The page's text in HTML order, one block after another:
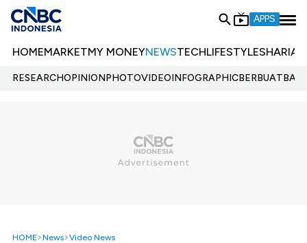
APPS
HOMEMARKETMY MONEYNEWSTECHLIFESTYLESHARIA
RESEARCHOPINIONPHOTOVIDEOINFOGRAPHIC
HOME News Video News